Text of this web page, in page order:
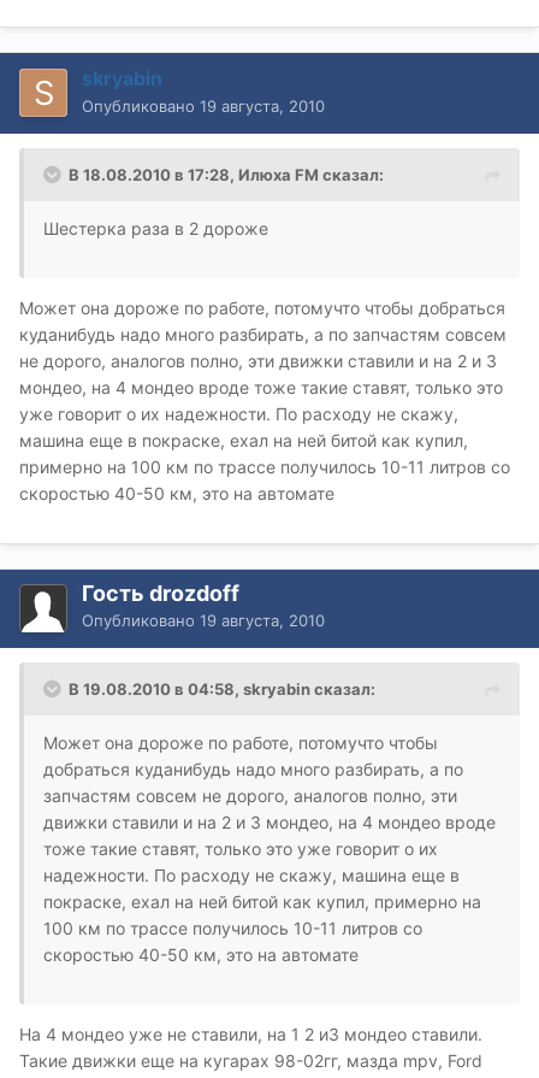
skryabin
Опубликовано 19 августа, 2010
В 18.08.2010 в 17:28, Илюха FM сказал:
Шестерка раза в 2 дороже
Может она дороже по работе, потомучто чтобы добраться
куданибудь надо много разбирать, а по запчастям совсем
не дорого, аналогов полно, эти движки ставили и на 2 и 3
мондео, на 4 мондео вроде тоже такие ставят, только это
уже говорит о их надежности. По расходу не скажу,
машина еще в покраске, ехал на ней битой как купил,
примерно на 100 км по трассе получилось 10-11 литров со
скоростью 40-50 км, это на автомате
Гость drozdoff
Опубликовано 19 августа, 2010
В 19.08.2010 в 04:58, skryabin сказал:
Может она дороже по работе, потомучто чтобы
добраться куданибудь надо много разбирать, а по
запчастям совсем не дорого, аналогов полно, эти
движки ставили и на 2 и 3 мондео, на 4 мондео вроде
тоже такие ставят, только это уже говорит о их
надежности. По расходу не скажу, машина еще в
покраске, ехал на ней битой как купил, примерно на
100 км по трассе получилось 10-11 литров со
скоростью 40-50 км, это на автомате
На 4 мондео уже не ставили, на 1 2 и3 мондео ставили.
Такие движки еще на кугарах 98-02гг, мазда mpv, Ford